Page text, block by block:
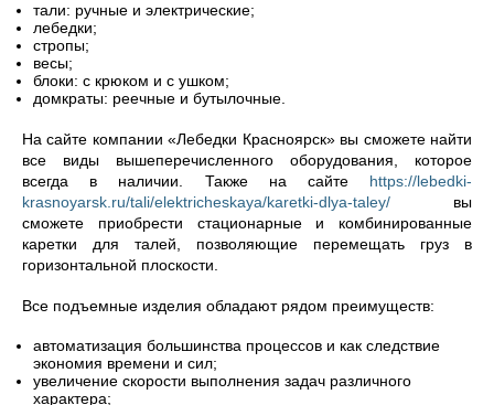
тали: ручные и электрические;
лебедки;
стропы;
весы;
блоки: с крюком и с ушком;
домкраты: реечные и бутылочные.
На сайте компании «Лебедки Красноярск» вы сможете найти
все виды вышеперечисленного оборудования, которое
всегда в наличии. Также на сайте https://lebedki-
krasnoyarsk.ru/tali/elektricheskaya/karetki-dlya-taley/ вы
сможете приобрести стационарные и комбинированные
каретки для талей, позволяющие перемещать груз в
горизонтальной плоскости.
Все подъемные изделия обладают рядом преимуществ:
автоматизация большинства процессов и как следствие
экономия времени и сил;
увеличение скорости выполнения задач различного
характера;